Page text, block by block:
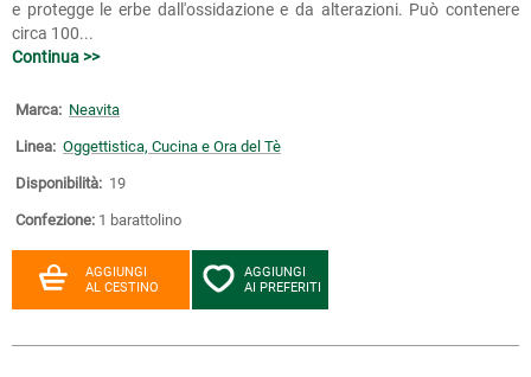
e protegge le erbe dall'ossidazione e da alterazioni. Può contenere
circa 100...
Continua >>
Marca: Neavita
Linea: Oggettistica, Cucina e Ora del Tè
Disponibilità: 19
Confezione: 1 barattolino
AGGIUNGI
AL CESTINO
AGGIUNGI
AI PREFERITI